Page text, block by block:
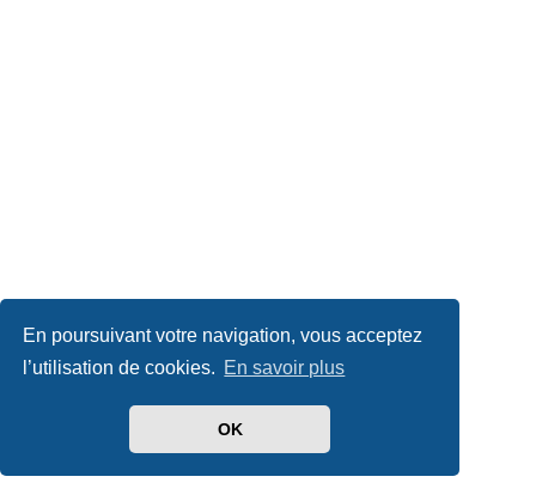
En poursuivant votre navigation, vous acceptez
l’utilisation de cookies. En savoir plus
OK